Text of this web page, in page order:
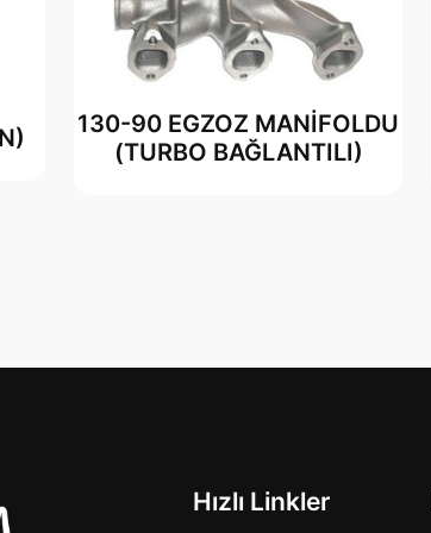
130-90 EGZOZ MANİFOLDU
(TURBO BAĞLANTILI)
Hızlı Linkler